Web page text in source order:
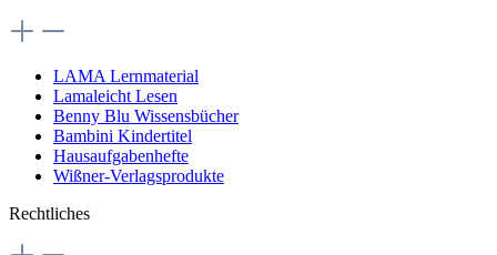
LAMA Lernmaterial
Lamaleicht Lesen
Benny Blu Wissensbücher
Bambini Kindertitel
Hausaufgabenhefte
Wißner-Verlagsprodukte
Rechtliches